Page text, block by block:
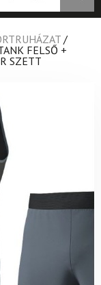
/
FELSŐ +
SZETT